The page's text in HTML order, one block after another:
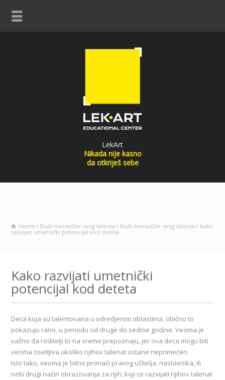
LekArt
Nikada nije kasno
da otkriješ sebe
Home Budi menadžer svog talenta Budi menadžer svog talenta
Kako
razvijati umetnički potencijal kod deteta
Kako razvijati umetnički
potencijal kod deteta
Deca koja su talentovana u odredjenim oblastima, obično to
pokazuju rano, u periodu od druge do sedme godine. Veoma je
važno da roditelji to na vreme prepoznaju, jer ova deca mogu biti
veoma osetljiva ukoliko njihov talenat ostane neprimećen.
Isto tako, veoma je bitno pronaći pravog učitelja, nastavnika, ili
neki drugi način obrazovanja za njih, koji ce razvijati njihov talenat